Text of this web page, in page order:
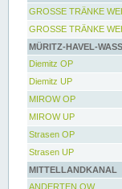
GROSSE TRÄNKE
GROSSE TRÄNKE
MÜRITZ-HAVEL-
Diemitz OP
Diemitz UP
MIROW OP
MIROW UP
Strasen OP
Strasen UP
MITTELLANDKANAL
ANDERTEN OW